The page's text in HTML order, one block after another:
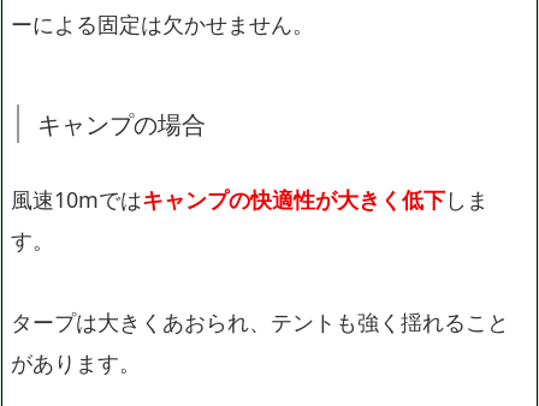
ーによる固定は欠かせません。
キャンプの場合
風速10mではキャンプの快適性が大きく低下しま
す。
タープは大きくあおられ、テントも強く揺れること
があります。